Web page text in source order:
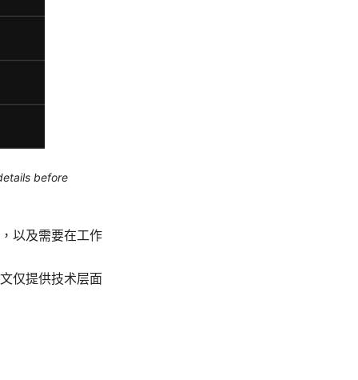
before
以及需要在工作
仅提供技术层面